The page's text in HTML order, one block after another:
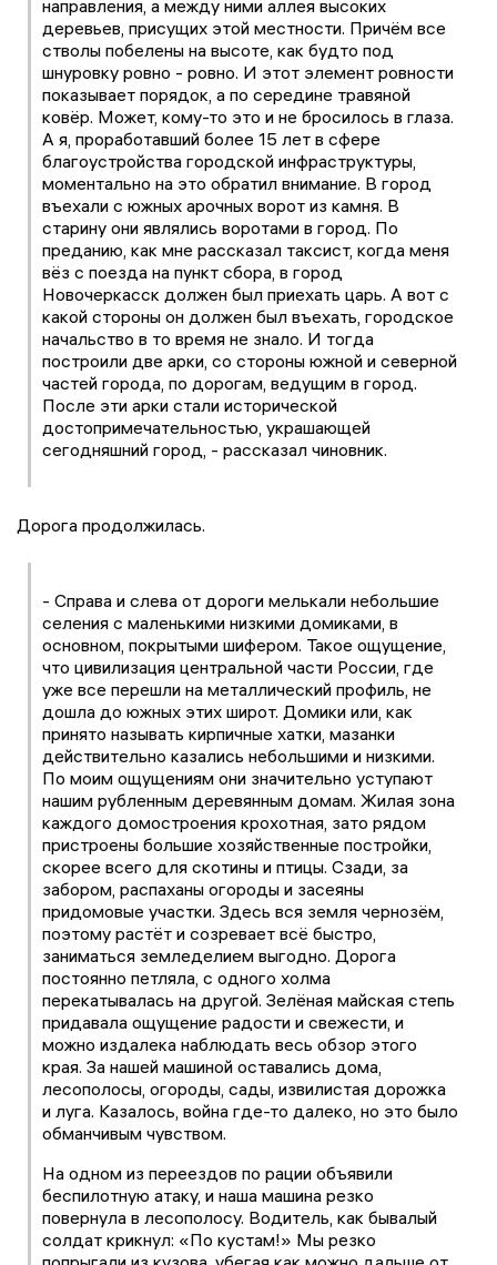
направления, а между ними аллея высоких
деревьев, присущих этой местности. Причём все
стволы побелены на высоте, как будто под
шнуровку ровно - ровно. И этот элемент ровности
показывает порядок, а по середине травяной
ковёр. Может, кому-то это и не бросилось в глаза.
А я, проработавший более 15 лет в сфере
благоустройства городской инфраструктуры,
моментально на это обратил внимание. В город
въехали с южных арочных ворот из камня. В
старину они являлись воротами в город. По
преданию, как мне рассказал таксист, когда меня
вёз с поезда на пункт сбора, в город
Новочеркасск должен был приехать царь. А вот с
какой стороны он должен был въехать, городское
начальство в то время не знало. И тогда
построили две арки, со стороны южной и северной
частей города, по дорогам, ведущим в город.
После эти арки стали исторической
достопримечательностью, украшающей
сегодняшний город, - рассказал чиновник.
Дорога продолжилась.
- Справа и слева от дороги мелькали небольшие
селения с маленькими низкими домиками, в
основном, покрытыми шифером. Такое ощущение,
что цивилизация центральной части России, где
уже все перешли на металлический профиль, не
дошла до южных этих широт. Домики или, как
принято называть кирпичные хатки, мазанки
действительно казались небольшими и низкими.
По моим ощущениям они значительно уступают
нашим рубленным деревянным домам. Жилая зона
каждого домостроения крохотная, зато рядом
пристроены большие хозяйственные постройки,
скорее всего для скотины и птицы. Сзади, за
забором, распаханы огороды и засеяны
придомовые участки. Здесь вся земля чернозём,
поэтому растёт и созревает всё быстро,
заниматься земледелием выгодно. Дорога
постоянно петляла, с одного холма
перекатывалась на другой. Зелёная майская степь
придавала ощущение радости и свежести, и
можно издалека наблюдать весь обзор этого
края. За нашей машиной оставались дома,
лесополосы, огороды, сады, извилистая дорожка
и луга. Казалось, война где-то далеко, но это было
обманчивым чувством.
На одном из переездов по рации объявили
беспилотную атаку, и наша машина резко
повернула в лесополосу. Водитель, как бывалый
солдат крикнул: «По кустам!» Мы резко